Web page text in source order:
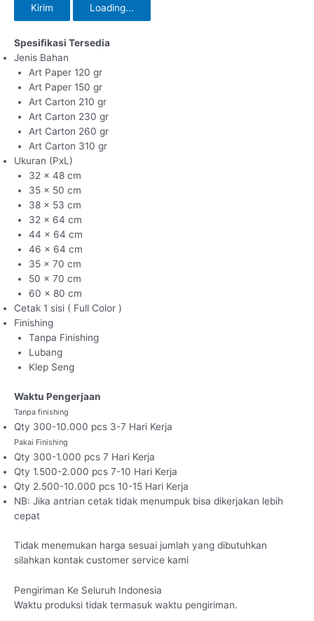
Kirim Loading...
Spesifikasi Tersedia
Jenis Bahan
Art Paper 120 gr
Art Paper 150 gr
Art Carton 210 gr
Art Carton 230 gr
Art Carton 260 gr
Art Carton 310 gr
Ukuran (PxL)
32 x 48 cm
35 x 50 cm
38 x 53 cm
32 x 64 cm
44 x 64 cm
46 x 64 cm
35 x 70 cm
50 x 70 cm
60 x 80 cm
Cetak 1 sisi ( Full Color )
Finishing
Tanpa Finishing
Lubang
Klep Seng
Waktu Pengerjaan
Tanpa finishing
Qty 300-10.000 pcs 3-7 Hari Kerja
Pakai Finishing
Qty 300-1.000 pcs 7 Hari Kerja
Qty 1.500-2.000 pcs 7-10 Hari Kerja
Qty 2.500-10.000 pcs 10-15 Hari Kerja
NB: Jika antrian cetak tidak menumpuk bisa dikerjakan lebih
cepat
Tidak menemukan harga sesuai jumlah yang dibutuhkan
silahkan kontak customer service kami
Pengiriman Ke Seluruh Indonesia
Waktu produksi tidak termasuk waktu pengiriman.